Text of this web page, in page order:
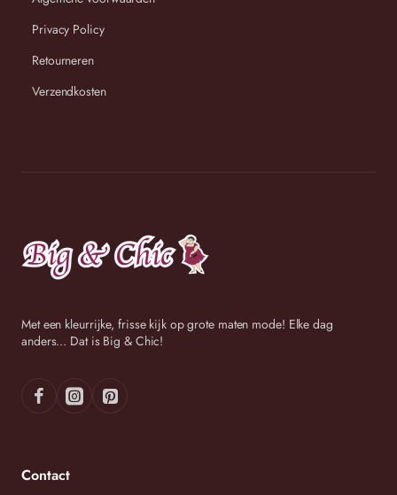
54
80 cm
Privacy Policy
Retourneren
Verzendkosten
Met een kleurrijke, frisse kijk op grote maten mode! Elke dag
anders... Dat is Big & Chic!
Contact